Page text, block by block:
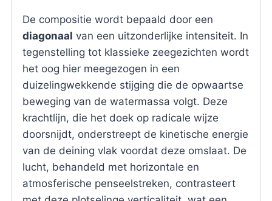
De compositie wordt bepaald door een
diagonaal van een uitzonderlijke intensiteit. In
tegenstelling tot klassieke zeegezichten wordt
het oog hier meegezogen in een
duizelingwekkende stijging die de opwaartse
beweging van de watermassa volgt. Deze
krachtlijn, die het doek op radicale wijze
doorsnijdt, onderstreept de kinetische energie
van de deining vlak voordat deze omslaat. De
lucht, behandeld met horizontale en
atmosferische penseelstreken, contrasteert